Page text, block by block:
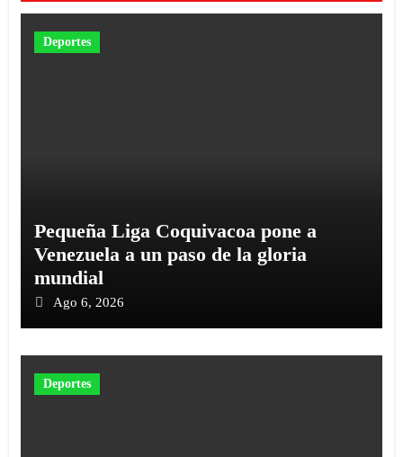
Deportes
‎Pequeña Liga Coquivacoa pone a
Venezuela a un paso de la gloria
mundial
Ago 6, 2026
Deportes